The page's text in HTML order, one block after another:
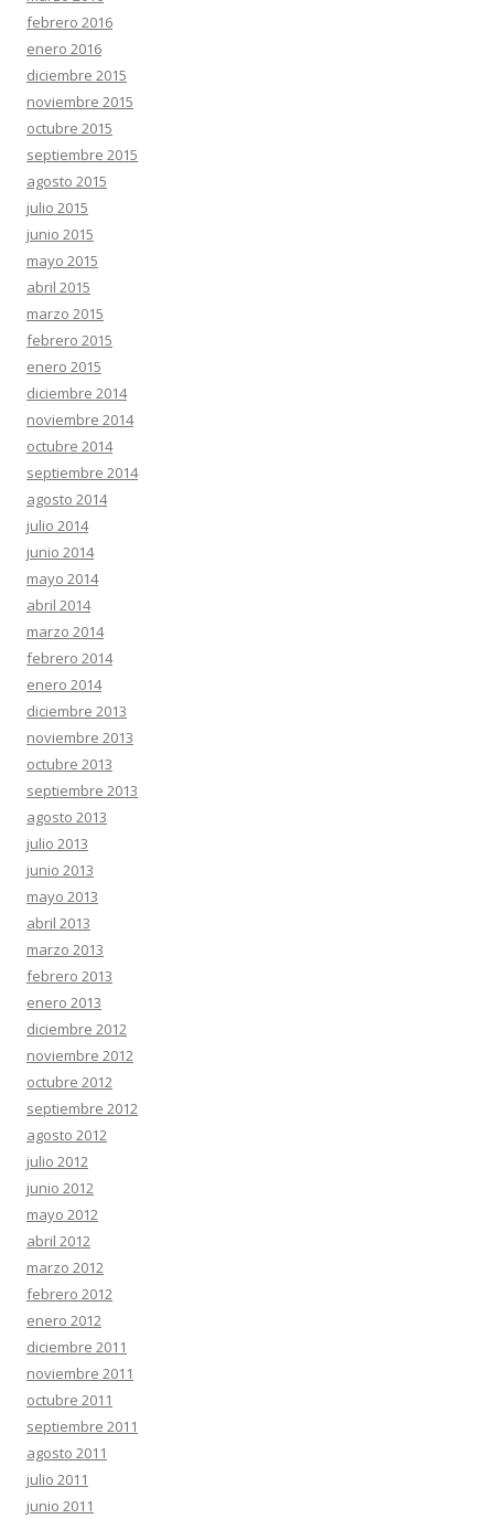
febrero 2016
enero 2016
diciembre 2015
noviembre 2015
octubre 2015
septiembre 2015
agosto 2015
julio 2015
junio 2015
mayo 2015
abril 2015
marzo 2015
febrero 2015
enero 2015
diciembre 2014
noviembre 2014
octubre 2014
septiembre 2014
agosto 2014
julio 2014
junio 2014
mayo 2014
abril 2014
marzo 2014
febrero 2014
enero 2014
diciembre 2013
noviembre 2013
octubre 2013
septiembre 2013
agosto 2013
julio 2013
junio 2013
mayo 2013
abril 2013
marzo 2013
febrero 2013
enero 2013
diciembre 2012
noviembre 2012
octubre 2012
septiembre 2012
agosto 2012
julio 2012
junio 2012
mayo 2012
abril 2012
marzo 2012
febrero 2012
enero 2012
diciembre 2011
noviembre 2011
octubre 2011
septiembre 2011
agosto 2011
julio 2011
junio 2011